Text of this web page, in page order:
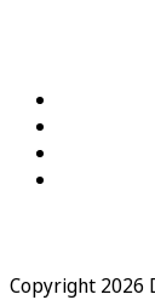
Copyright 2026